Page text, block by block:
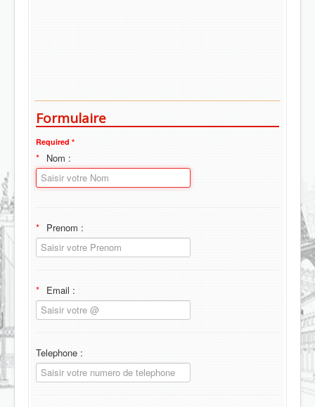
Formulaire
Required *
Nom :
Prenom :
Email :
Telephone :